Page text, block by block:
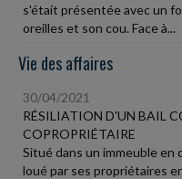
s'était présentée avec un
oreilles et son cou. Face à...
Vie des affaires
30/04/2021
RÉSILIATION D'UN BAIL
COPROPRIÉTAIRE
Situé dans un immeuble en
loué par ses propriétaires